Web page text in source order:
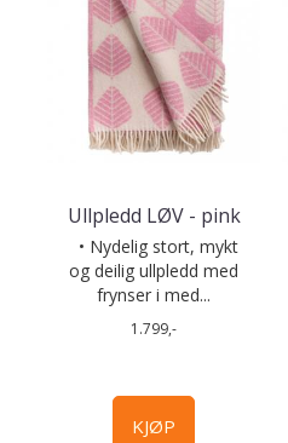
Ullpledd LØV - pink
• Nydelig stort, mykt
og deilig ullpledd med
frynser i med...
1.799,-
KJØP